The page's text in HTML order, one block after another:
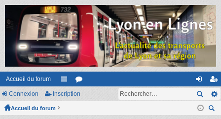
Accueil du forum
ac or on
ne
ns
cri
Connexion Inscription
Accueil du forum